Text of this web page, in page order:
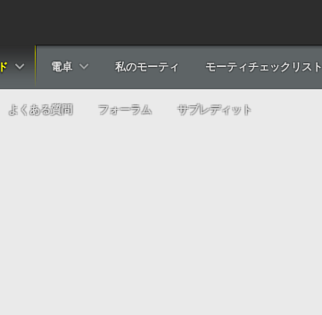
電卓 私のモーティ モーティチェックリスト
よくある質問 フォーラム サブレディット